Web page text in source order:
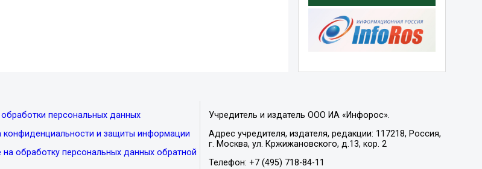
персональных данных
конфиденциальности и защиты информации
на обработку персональных данных обратной
Учредитель и издатель ООО ИА «Инфорос».
Адрес учредителя, издателя, редакции: 117218, Россия,
г. Москва, ул. Кржижановского, д.13, кор. 2
Телефон: +7 (495) 718-84-11